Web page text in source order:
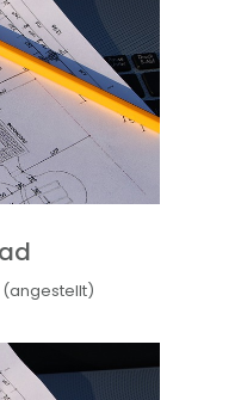
(angestellt)